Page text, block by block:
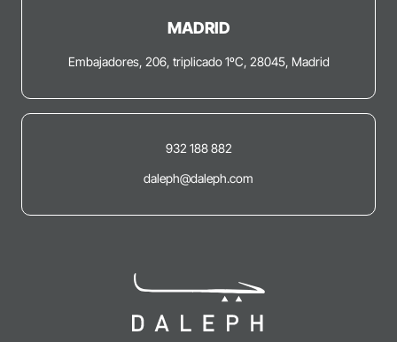
MADRID
Embajadores, 206, triplicado 1ºC, 28045, Madrid
932 188 882
daleph@daleph.com